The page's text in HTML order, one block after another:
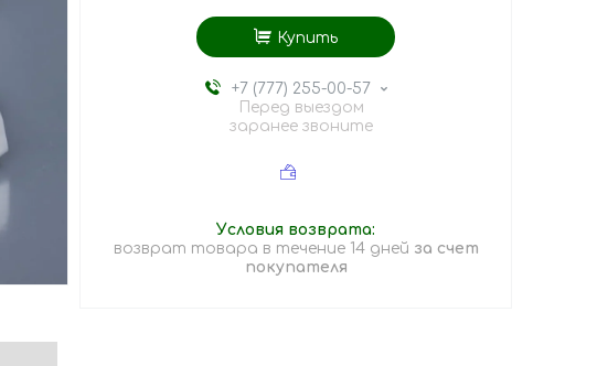
Купить
+7 (777) 255-00-57
Перед выездом
заранее звоните
возврат товара в течение 14 дней за счет
покупателя